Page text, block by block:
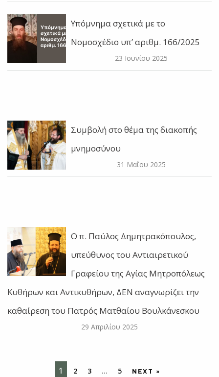
Υπόμνημα σχετικά με το
Νομοσχέδιο υπ’ αριθμ. 166/2025
23 Ιουνίου 2025
Συμβολή στο θέμα της διακοπής
μνημοσύνου
31 Μαΐου 2025
O π. Παύλος Δημητρακόπουλος,
υπεύθυνος του Αντιαιρετικού
Γραφείου της Αγίας Μητροπόλεως
Κυθήρων και Αντικυθήρων, ΔΕΝ αναγνωρίζει την
καθαίρεση του Πατρός Ματθαίου Βουλκάνεσκου
29 Απριλίου 2025
1 2 3 … 5 NEXT »